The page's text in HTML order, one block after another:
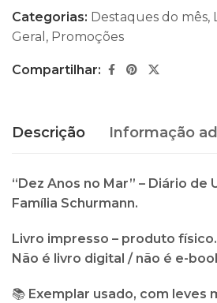
Categorias: Destaques do mês,
Geral , Promoções
Compartilhar:
Descrição Informação
“Dez Anos no Mar” – Diário de
Família Schurmann.
Livro impresso – produto físico.
Não é livro digital / não é e-
📚 Exemplar usado, com leves